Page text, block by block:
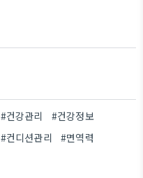
#건강관리
#건강정보
#컨디션관리 #면역력